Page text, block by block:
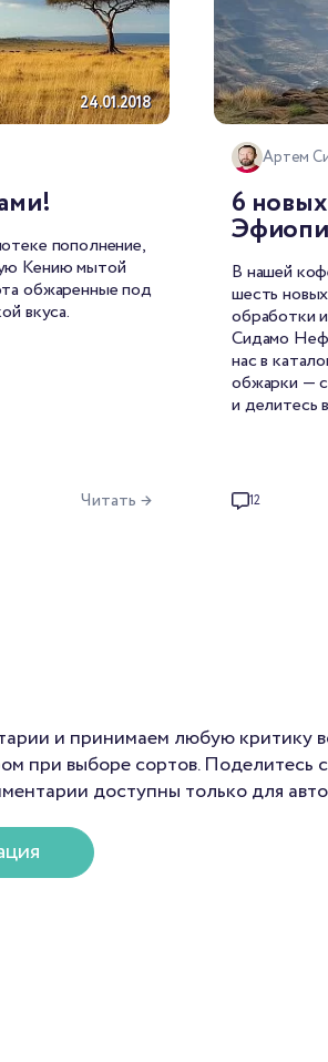
24.01.2018
пополнение,
Кению мытой
обжаренные под
вкуса.
Читать →
Артем
6
В нашей
шесть
обработки
Сидамо
нас в
обжарки —
и делитесь
12
и принимаем любую критику
при выборе сортов.
доступны только для